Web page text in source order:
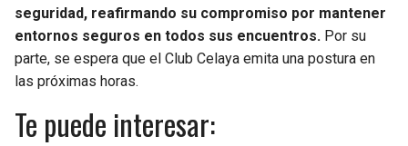
seguridad, reafirmando su compromiso por mantener
entornos seguros en todos sus encuentros. Por su
parte, se espera que el Club Celaya emita una postura en
las próximas horas.
Te puede interesar: